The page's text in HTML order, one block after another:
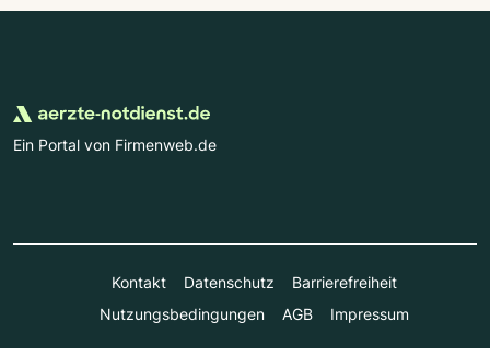
Ein Portal von Firmenweb.de
Kontakt Datenschutz
Barrierefreiheit
Nutzungsbedingungen
AGB Impressum